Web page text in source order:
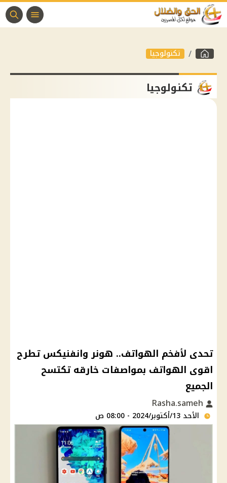
تكنولوجيا
تكنولوجيا
تحدى لأفخم الهواتف.. هونر وانفنيكس تطرح
اقوى الهواتف بمواصفات خارقه تكتسح
الجميع
الأحد 13/أكتوبر/2024 - 08:00 ص